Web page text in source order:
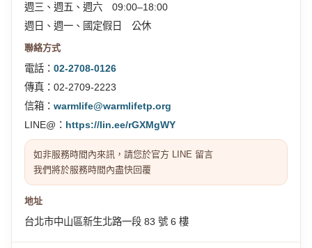
週三、週五、週六 09:00–18:00
週日、週一、國定假日 公休
聯絡方式
電話： 02-2708-0126
傳真：02-2709-2223
信箱： warmlife@warmlifetp.org
LINE@： https://lin.ee/rGXMgWY
如非服務時間內來訊，請您於官方 LINE 留言
我們將於服務時間內盡快回覆
地址
台北市中山區新生北路一段 83 號 6 樓